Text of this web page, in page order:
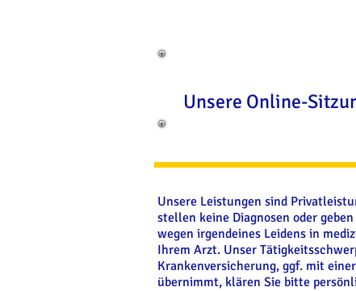
Unsere Online-
Unsere Leistungen sind
stellen keine Diagnosen oder
wegen irgendeines Leidens in
Ihrem Arzt. Unser
Krankenversicherung, ggf. mit
übernimmt, klären Sie bitte